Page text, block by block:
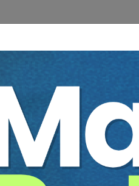
Çalışmaların İspatı
Sonuçları
Kullanımının
İşlemleri
vb Sıklıkla Karşılaşılan